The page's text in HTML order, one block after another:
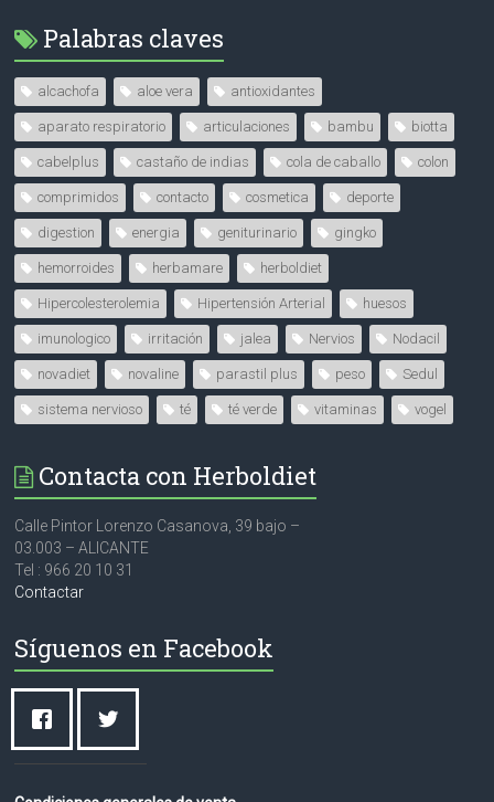
Palabras claves
alcachofa aloe vera antioxidantes
aparato respiratorio articulaciones bambu biotta
cabelplus castaño de indias cola de caballo colon
comprimidos contacto cosmetica deporte
digestion energia geniturinario gingko
hemorroides herbamare herboldiet
Hipercolesterolemia Hipertensión Arterial huesos
imunologico irritación jalea Nervios Nodacil
novadiet novaline parastil plus peso Sedul
sistema nervioso té té verde vitaminas vogel
Contacta con Herboldiet
Calle Pintor Lorenzo Casanova, 39 bajo –
03.003 – ALICANTE
Tel : 966 20 10 31
Contactar
Síguenos en Facebook